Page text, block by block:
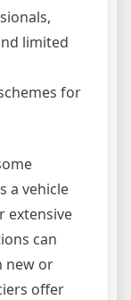
limited
for
a vehicle
extensive
can
new or
offer